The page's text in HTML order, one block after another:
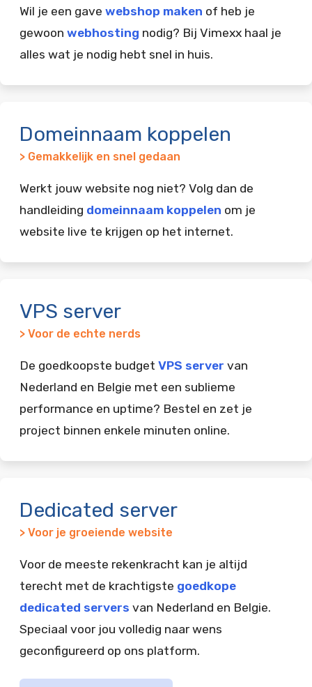
Wil je een gave webshop maken of heb je
gewoon webhosting nodig? Bij Vimexx haal je
alles wat je nodig hebt snel in huis.
Domeinnaam koppelen
> Gemakkelijk en snel gedaan
Werkt jouw website nog niet? Volg dan de
handleiding domeinnaam koppelen om je
website live te krijgen op het internet.
VPS server
> Voor de echte nerds
De goedkoopste budget VPS server van
Nederland en Belgie met een sublieme
performance en uptime? Bestel en zet je
project binnen enkele minuten online.
Dedicated server
> Voor je groeiende website
Voor de meeste rekenkracht kan je altijd
terecht met de krachtigste goedkope
dedicated servers van Nederland en Belgie.
Speciaal voor jou volledig naar wens
geconfigureerd op ons platform.